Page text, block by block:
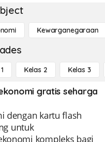
Kewarganegaraan
Kelas 2 Kelas 3
gratis seharga
dengan kartu flash
untuk
kompleks bagi